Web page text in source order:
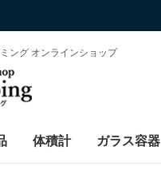
ング オンラインショップ
体積計 ガラス容器